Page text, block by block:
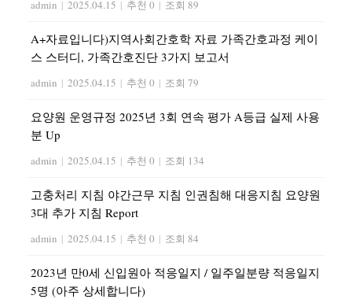
admin | 2025.04.15 | 추천 0 | 조회 89
A+자료입니다)지역사회간호학 자료 가족간호과정 케이
스 스터디, 가족간호진단 3가지 보고서
admin | 2025.04.15 | 추천 0 | 조회 79
요양원 운영규정 2025년 3회 연속 평가 A등급 실제 사용
분 Up
admin | 2025.04.15 | 추천 0 | 조회 134
고충처리 지침 야간근무 지침 인권침해 대응지침 요양원
3대 추가 지침 Report
admin | 2025.04.15 | 추천 0 | 조회 84
2023년 만0세 신입원아 적응일지 / 일주일분량 적응일지
5명 (아주 상세합니다)